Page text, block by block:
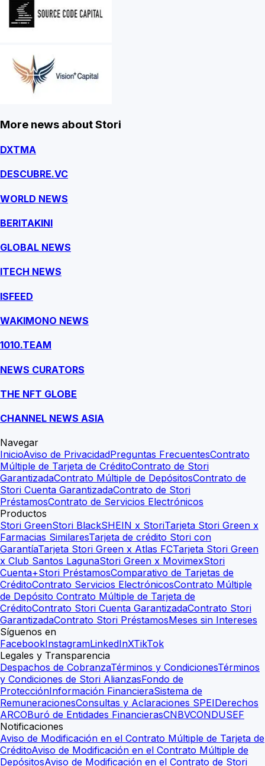
More news about Stori
DXTMA
DESCUBRE.VC
WORLD NEWS
BERITAKINI
GLOBAL NEWS
ITECH NEWS
ISFEED
WAKIMONO NEWS
1010.TEAM
NEWS CURATORS
THE NFT GLOBE
CHANNEL NEWS ASIA
Navegar
InicioAviso de PrivacidadPreguntas FrecuentesContrato
Múltiple de Tarjeta de CréditoContrato de Stori
GarantizadaContrato Múltiple de DepósitosContrato de
Stori Cuenta GarantizadaContrato de Stori
PréstamosContrato de Servicios Electrónicos
Productos
Stori GreenStori BlackSHEIN x StoriTarjeta Stori Green x
Farmacias SimilaresTarjeta de crédito Stori con
GarantíaTarjeta Stori Green x Atlas FCTarjeta Stori Green
x Club Santos LagunaStori Green x MovimexStori
Cuenta+Stori PréstamosComparativo de Tarjetas de
CréditoContrato Servicios ElectrónicosContrato Múltiple
de Depósito Contrato Múltiple de Tarjeta de
CréditoContrato Stori Cuenta GarantizadaContrato Stori
GarantizadaContrato Stori PréstamosMeses sin Intereses
Síguenos en
FacebookInstagramLinkedInXTikTok
Legales y Transparencia
Despachos de CobranzaTérminos y CondicionesTérminos
y Condiciones de Stori AlianzasFondo de
ProtecciónInformación FinancieraSistema de
RemuneracionesConsultas y Aclaraciones SPEIDerechos
ARCOBuró de Entidades FinancierasCNBVCONDUSEF
Notificaciones
Aviso de Modificación en el Contrato Múltiple de Tarjeta de
CréditoAviso de Modificación en el Contrato Múltiple de
DepósitosAviso de Modificación en el Contrato de Stori